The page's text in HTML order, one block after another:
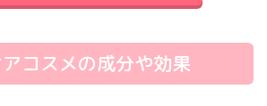
コスメの成分や効果